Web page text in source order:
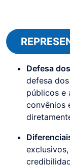
Defesa
defesa
públicos e
convênios